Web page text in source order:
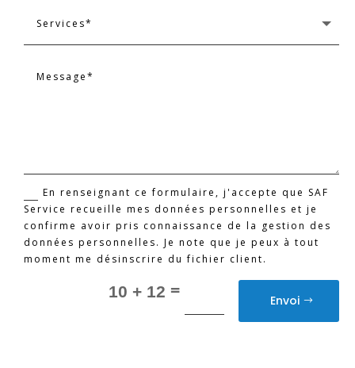
En renseignant ce formulaire, j'accepte que SAF
Service recueille mes données personnelles et je
confirme avoir pris connaissance de la gestion des
données personnelles. Je note que je peux à tout
moment me désinscrire du fichier client.
10 + 12 =
Envoi